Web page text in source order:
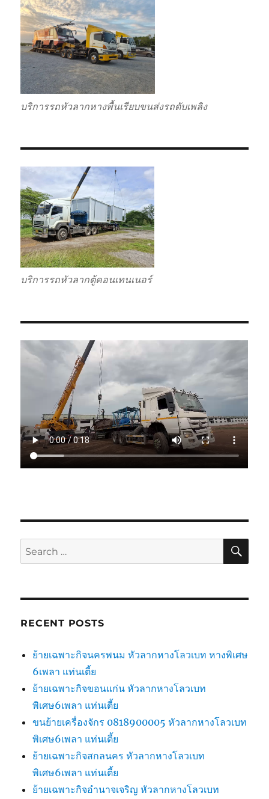
บริการรถหัวลากหางพื้นเรียบขนส่งรถดับเพลิง
บริการรถหัวลากตู้คอนเทนเนอร์
Search
for:
RECENT POSTS
ย้ายเฉพาะกิจนครพนม หัวลากหางโลวเบท หางพิเศษ
6เพลา แท่นเตี้ย
ย้ายเฉพาะกิจขอนแก่น หัวลากหางโลวเบท
พิเศษ6เพลา แท่นเตี้ย
ขนย้ายเครื่องจักร 0818900005 หัวลากหางโลวเบท
พิเศษ6เพลา แท่นเตี้ย
ย้ายเฉพาะกิจสกลนคร หัวลากหางโลวเบท
พิเศษ6เพลา แท่นเตี้ย
ย้ายเฉพาะกิจอำนาจเจริญ หัวลากหางโลวเบท